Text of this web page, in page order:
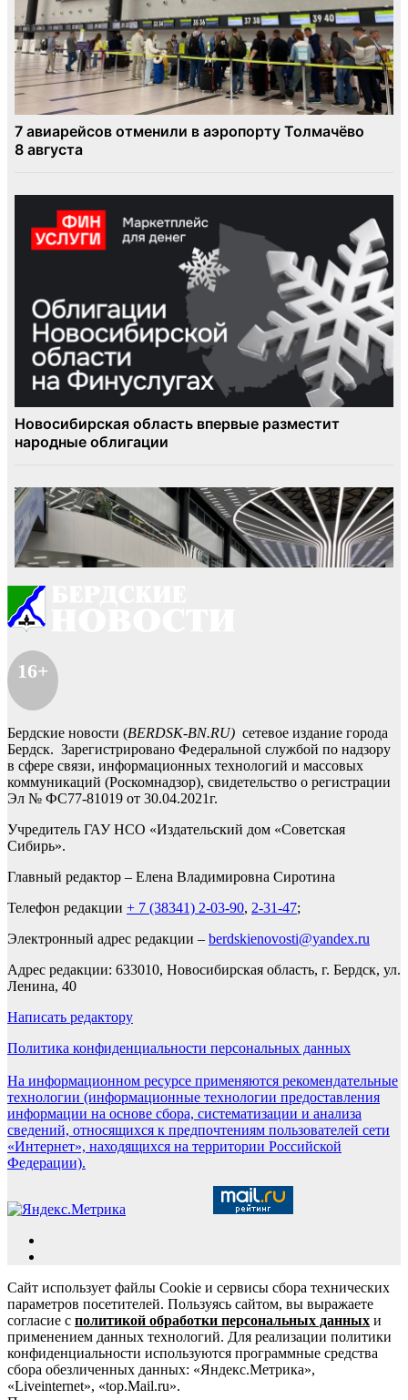
16+
Бердские новости (BERDSK-BN.RU) сетевое издание города
Бердск. Зарегистрировано Федеральной службой по надзору
в сфере связи, информационных технологий и массовых
коммуникаций (Роскомнадзор), свидетельство о регистрации
Эл № ФС77-81019 от 30.04.2021г.
Учредитель ГАУ НСО «Издательский дом «Советская
Сибирь».
Главный редактор – Елена Владимировна Сиротина
Телефон редакции + 7 (38341) 2-03-90, 2-31-47;
Электронный адрес редакции – berdskienovosti@yandex.ru
Адрес редакции: 633010, Новосибирская область, г. Бердск, ул.
Ленина, 40
Написать редактору
Политика конфиденциальности персональных данных
На информационном ресурсе применяются рекомендательные
технологии (информационные технологии предоставления
информации на основе сбора, систематизации и анализа
сведений, относящихся к предпочтениям пользователей сети
«Интернет», находящихся на территории Российской
Федерации).
Сайт использует файлы Cookie и сервисы сбора технических
параметров посетителей. Пользуясь сайтом, вы выражаете
согласие с политикой обработки персональных данных и
применением данных технологий. Для реализации политики
конфиденциальности используются программные средства
сбора обезличенных данных: «Яндекс.Метрика»,
«Liveinternet», «top.Mail.ru».